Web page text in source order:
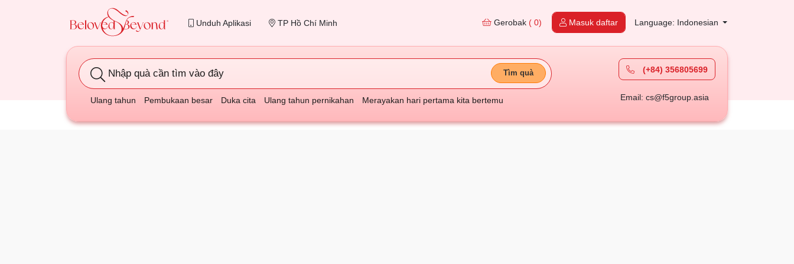
Unduh Aplikasi TP Hồ Chí Minh Gerobak ( 0) Masuk daftar Language: Indonesian
Nhập quà cần tìm vào đây Tìm quà
Ulang tahun Pembukaan besar Duka cita Ulang tahun pernikahan Merayakan hari pertama kita bertemu
(+84) 356805699
Email: cs@f5group.asia